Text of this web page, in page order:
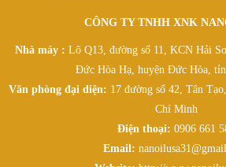
CÔNG TY TNHH XNK
Nhà máy : Lô Q13, đường số 11, KCN Hải
Đức Hòa Hạ, huyện Đức Hòa,
Văn phòng đại diện: 17 đường số 42, Tân
Chí Minh
Điện thoại: 0906 661
Email: